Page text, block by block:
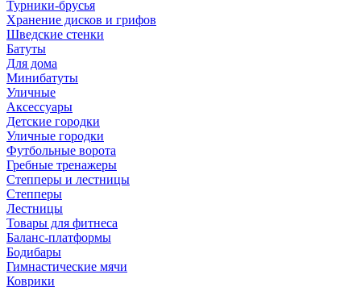
Турники-брусья
Хранение дисков и грифов
Шведские стенки
Батуты
Для дома
Минибатуты
Уличные
Аксессуары
Детские городки
Уличные городки
Футбольные ворота
Гребные тренажеры
Степперы и лестницы
Степперы
Лестницы
Товары для фитнеса
Баланс-платформы
Бодибары
Гимнастические мячи
Коврики